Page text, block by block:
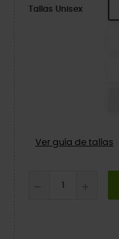
Tallas Unisex
Ver guía de tallas